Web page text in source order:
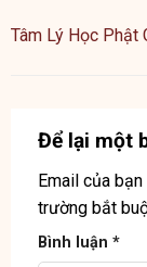
Tâm Lý Học Phật
Để lại một
Email của
trường bắt
Bình luận *